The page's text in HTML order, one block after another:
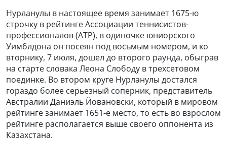
Нурланулы в настоящее время занимает 1675-ю
строчку в рейтинге Ассоциации теннисистов-
профессионалов (ATP), в одиночке юниорского
Уимблдона он посеян под восьмым номером, и ко
вторнику, 7 июля, дошел до второго раунда, обыграв
на старте словака Леона Слободу в трехсетовом
поединке. Во втором круге Нурланулы достался
гораздо более серьезный соперник, представитель
Австралии Даниэль Йовановски, который в мировом
рейтинге занимает 1651-е место, то есть во взрослом
рейтинге располагается выше своего оппонента из
Казахстана.